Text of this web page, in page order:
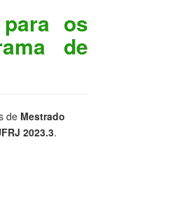
os
de
de Mestrado
2023.3.